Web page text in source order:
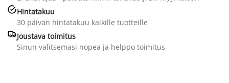
Hintatakuu
30 päivän hintatakuu kaikille tuotteille
Joustava toimitus
Sinun valitsemasi nopea ja helppo toimitus